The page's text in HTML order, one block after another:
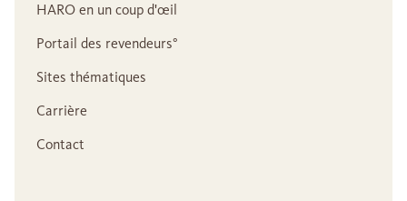
HARO en un coup d'œil
Portail des revendeurs°
Sites thématiques
Carrière
Contact